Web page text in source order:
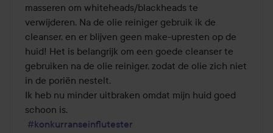
masseren om whiteheads/blackheads te
verwijderen. Na de olie reiniger gebruik ik de
cleanser, en er blijven geen make-upresten op de
huid! Het is belangrijk om een goede cleanser te
gebruiken na de olie reiniger, zodat de olie zich niet
in de poriën nestelt.
Ik heb nu minder uitbraken omdat mijn huid goed
schoon is.
#konkurranseinflutester